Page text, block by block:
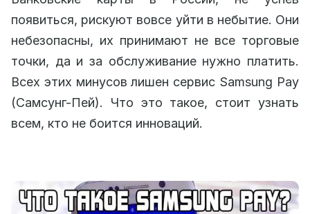
появиться, рискуют вовсе уйти в небытие. Они
небезопасны, их принимают не все торговые
точки, да и за обслуживание нужно платить.
Всех этих минусов лишен сервис Samsung Pay
(Самсунг-Пей). Что это такое, стоит узнать
всем, кто не боится инноваций.